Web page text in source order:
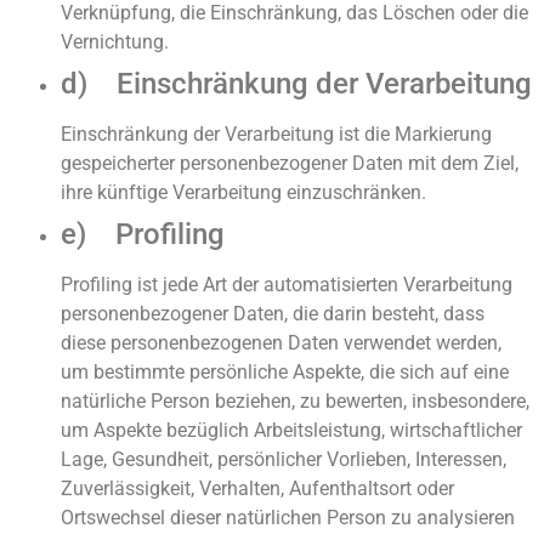
Verknüpfung, die Einschränkung, das Löschen oder die
Vernichtung.
d) Einschränkung der Verarbeitung
Einschränkung der Verarbeitung ist die Markierung
gespeicherter personenbezogener Daten mit dem Ziel,
ihre künftige Verarbeitung einzuschränken.
e) Profiling
Profiling ist jede Art der automatisierten Verarbeitung
personenbezogener Daten, die darin besteht, dass
diese personenbezogenen Daten verwendet werden,
um bestimmte persönliche Aspekte, die sich auf eine
natürliche Person beziehen, zu bewerten, insbesondere,
um Aspekte bezüglich Arbeitsleistung, wirtschaftlicher
Lage, Gesundheit, persönlicher Vorlieben, Interessen,
Zuverlässigkeit, Verhalten, Aufenthaltsort oder
Ortswechsel dieser natürlichen Person zu analysieren